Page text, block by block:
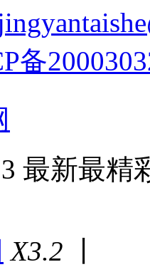
备
最新最
X3.2